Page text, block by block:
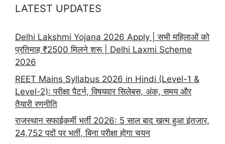
LATEST UPDATES
Delhi Lakshmi Yojana 2026 Apply | सभी महिलाओं को
प्रतिमाह ₹2500 मिलने शरू | Delhi Laxmi Scheme
2026
REET Mains Syllabus 2026 in Hindi (Level-1 &
Level-2): परीक्षा पैटर्न, विषयवार सिलेबस, अंक, समय और
तैयारी रणनीति
राजस्थान सफाईकर्मी भर्ती 2026: 5 साल बाद खत्म हुआ इंतजार,
24,752 पदों पर भर्ती, बिना परीक्षा होगा चयन